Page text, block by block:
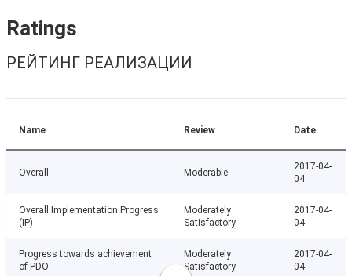
Ratings
РЕЙТИНГ РЕАЛИЗАЦИИ
Name Review Date
Overall Moderable
2017-04-
04
Overall Implementation Progress
(IP)
Moderately
Satisfactory
2017-04-
04
Progress towards achievement
of PDO
Moderately
Satisfactory
2017-04-
04